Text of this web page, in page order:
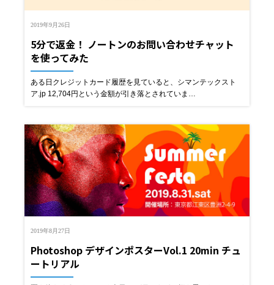
2019年9月26日
5分で返金！ ノートンのお問い合わせチャット
を使ってみた
ある日クレジットカード履歴を見ていると、シマンテックスト
ア.jp 12,704円という金額が引き落とされていま…
2019年8月27日
Photoshop デザインポスターVol.1 20min チュ
ートリアル